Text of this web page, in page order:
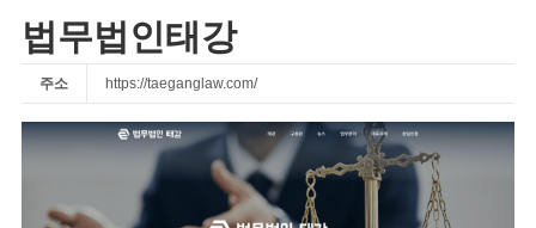
법무법인태강
주소 https://taeganglaw.com/